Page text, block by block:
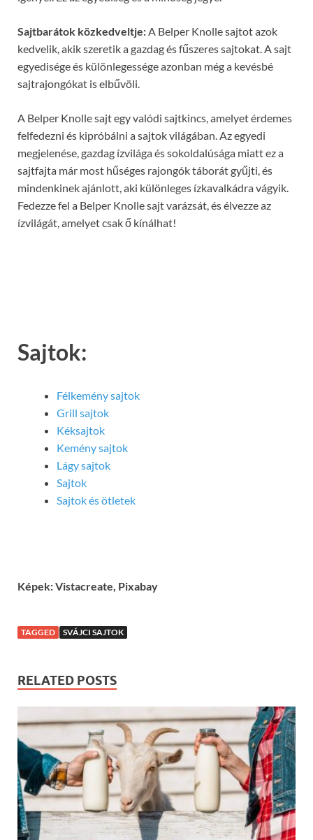
Sajtbarátok közkedveltje:A Belper Knolle sajtot azok
kedvelik, akik szeretik a gazdag és fűszeres sajtokat. A sajt
egyedisége és különlegessége azonban még a kevésbé
sajtrajongókat is elbűvöli.
A Belper Knolle sajt egy valódi sajtkincs, amelyet érdemes
felfedezni és kipróbálni a sajtok világában. Az egyedi
megjelenése, gazdag ízvilága és sokoldalúsága miatt ez a
sajtfajta már most hűséges rajongók táborát gyűjti, és
mindenkinek ajánlott, aki különleges ízkavalkádra vágyik.
Fedezze fel a Belper Knolle sajt varázsát, és élvezze az
ízvilágát, amelyet csak ő kínálhat!
Sajtok:
Félkemény sajtok
Grill sajtok
Kéksajtok
Kemény sajtok
Lágy sajtok
Sajtok
Sajtok és ötletek
Képek: Vistacreate, Pixabay
TAGGED SVÁJCI SAJTOK
RELATED POSTS